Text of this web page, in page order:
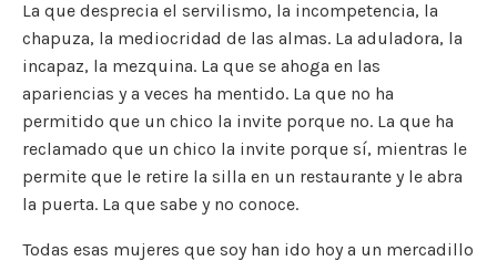
La que desprecia el servilismo, la incompetencia, la
chapuza, la mediocridad de las almas. La aduladora, la
incapaz, la mezquina. La que se ahoga en las
apariencias y a veces ha mentido. La que no ha
permitido que un chico la invite porque no. La que ha
reclamado que un chico la invite porque sí, mientras le
permite que le retire la silla en un restaurante y le abra
la puerta. La que sabe y no conoce.
Todas esas mujeres que soy han ido hoy a un mercadillo